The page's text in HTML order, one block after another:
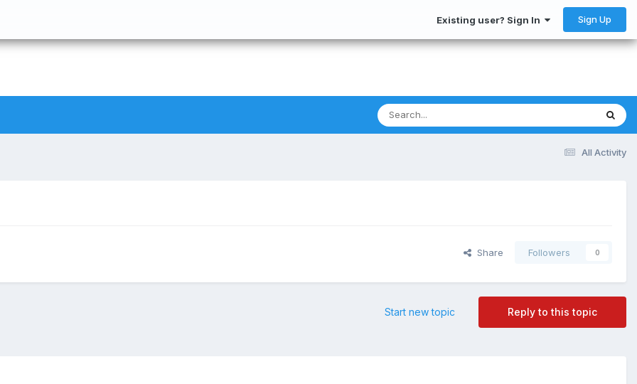
Existing user? Sign In Sign Up
All Activity
Share Followers 0
Reply to this topic
Start new topic